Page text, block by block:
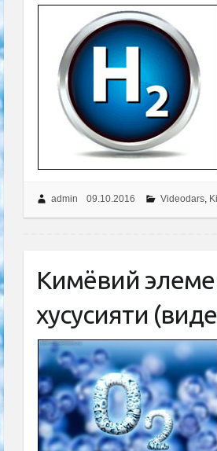
admin 09.10.2016 Videodars,
Кимёвий
хусусияти